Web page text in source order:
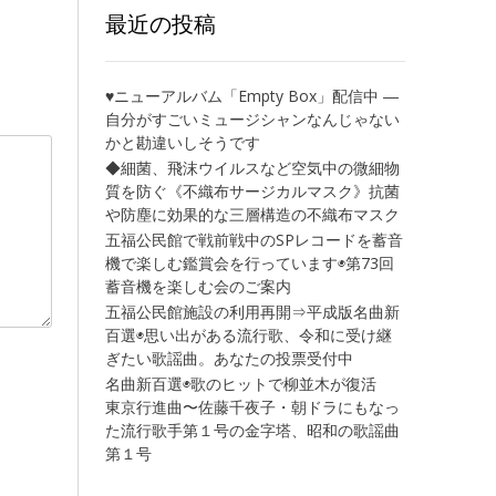
最近の投稿
♥ニューアルバム「Empty Box」配信中 ―
自分がすごいミュージシャンなんじゃない
かと勘違いしそうです
◆細菌、飛沫ウイルスなど空気中の微細物
質を防ぐ《不織布サージカルマスク》抗菌
や防塵に効果的な三層構造の不織布マスク
五福公民館で戦前戦中のSPレコードを蓄音
機で楽しむ鑑賞会を行っています◉第73回
蓄音機を楽しむ会のご案内
五福公民館施設の利用再開⇒平成版名曲新
百選◉思い出がある流行歌、令和に受け継
ぎたい歌謡曲。あなたの投票受付中
名曲新百選◉歌のヒットで柳並木が復活
東京行進曲〜佐藤千夜子・朝ドラにもなっ
た流行歌手第１号の金字塔、昭和の歌謡曲
第１号